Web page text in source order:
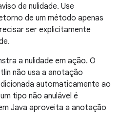
de nulidade. Use
de um método apenas
ser explicitamente
a nulidade em ação. O
não usa a anotação
automaticamente ao
tipo não anulável é
Java aproveita a anotação